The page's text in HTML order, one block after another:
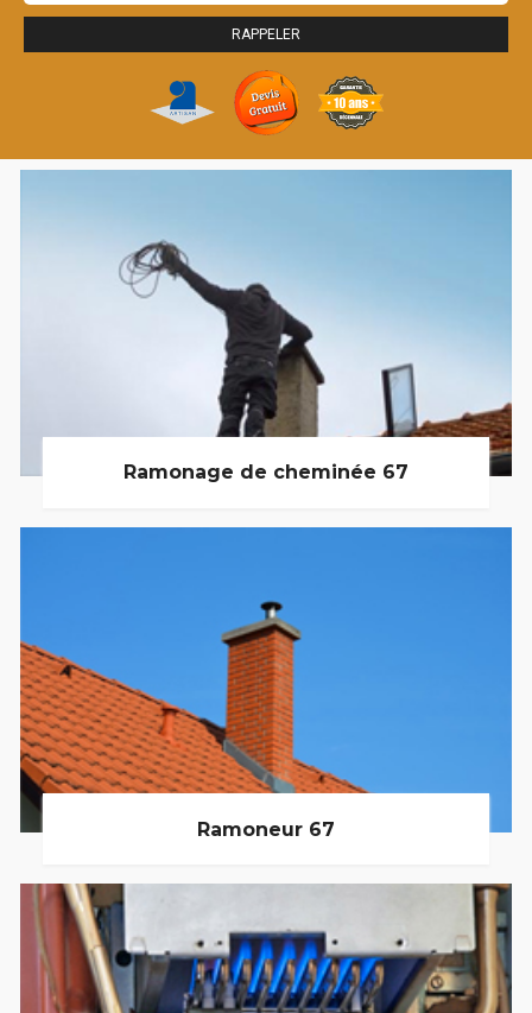
Ramonage de cheminée 67
Ramoneur 67